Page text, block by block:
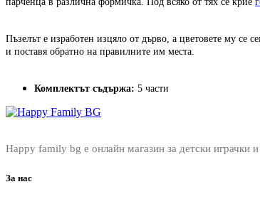
Пъзелът е изработен изцяло от дърво, а цветовете му
и поставя обратно на правилните им места.
Комплектът съдържа: 5 части
Happy family bg е онлайн магазин за детски играчки
За нас